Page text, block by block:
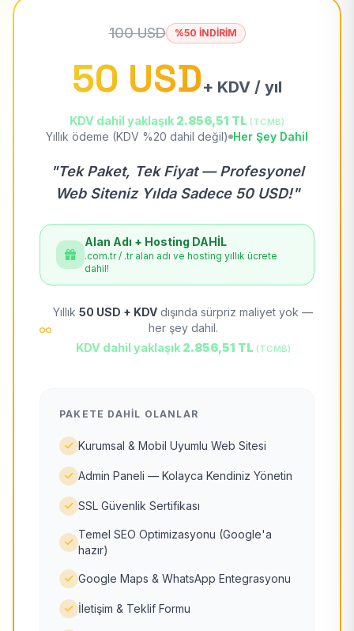
100 USD %50 İNDİRİM
50 USD+ KDV / yıl
KDV dahil yaklaşık 2.856,51 TL (TCMB)
Yıllık ödeme (KDV %20 dahil değil) Her Şey Dahil
"Tek Paket, Tek Fiyat — Profesyonel
Web Siteniz Yılda Sadece 50 USD!"
Alan Adı + Hosting DAHİL
.com.tr / .tr alan adı ve hosting yıllık ücrete
dahil!
Yıllık 50 USD + KDV dışında sürpriz maliyet yok —
her şey dahil.
KDV dahil yaklaşık 2.856,51 TL (TCMB)
PAKETE DAHIL OLANLAR
Kurumsal & Mobil Uyumlu Web Sitesi
Admin Paneli — Kolayca Kendiniz Yönetin
SSL Güvenlik Sertifikası
Temel SEO Optimizasyonu (Google'a
hazır)
Google Maps & WhatsApp Entegrasyonu
İletişim & Teklif Formu